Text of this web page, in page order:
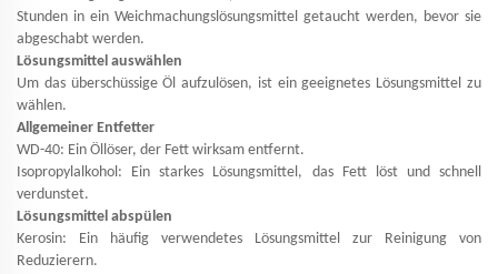
Stunden in ein Weichmachungslösungsmittel getaucht werden, bevor sie
abgeschabt werden.
Lösungsmittel auswählen
Um das überschüssige Öl aufzulösen, ist ein geeignetes Lösungsmittel zu
wählen.
Allgemeiner Entfetter
WD-40: Ein Öllöser, der Fett wirksam entfernt.
Isopropylalkohol: Ein starkes Lösungsmittel, das Fett löst und schnell
verdunstet.
Lösungsmittel abspülen
Kerosin: Ein häufig verwendetes Lösungsmittel zur Reinigung von
Reduzierern.